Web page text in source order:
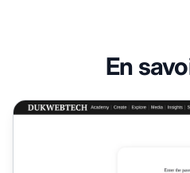
En
Programme d'affiliation DUK